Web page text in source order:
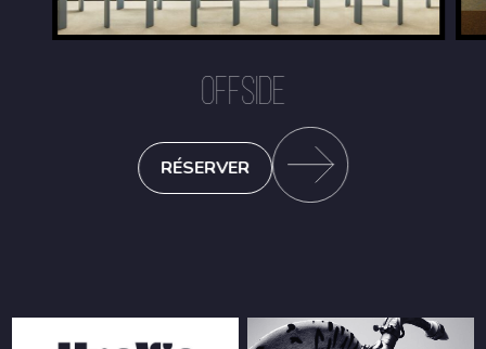
OFFSIDE
RÉSERVER